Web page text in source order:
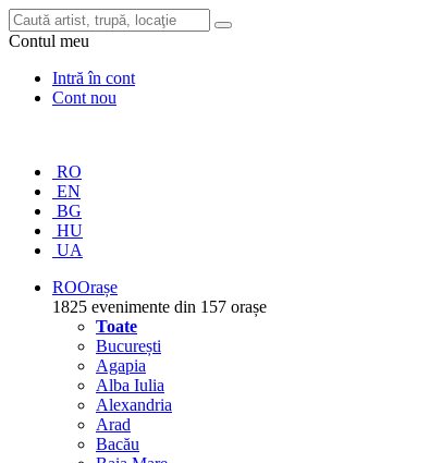
Contul meu
Intră în cont
Cont nou
RO
EN
BG
HU
UA
ROOrașe
1825 evenimente din 157 orașe
Toate
București
Agapia
Alba Iulia
Alexandria
Arad
Bacău